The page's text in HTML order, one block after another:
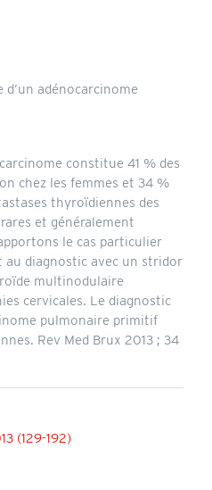
adénocarcinome
constitue 41 % des
chez les femmes et 34 %
thyroïdiennes des
et généralement
le cas particulier
au diagnostic avec un stridor
multinodulaire
cervicales. Le diagnostic
pulmonaire primitif
Rev Med Brux 2013 ; 34
(129-192)